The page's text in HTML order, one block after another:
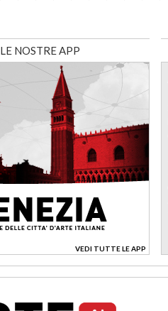
LE NOSTRE APP
VEDI TUTTE LE APP
>